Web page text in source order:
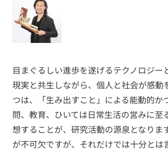
目まぐるしい進歩を遂げるテクノロジ
現実と共生しながら、個人と社会が感
つは、「生み出すこと」による能動的
問、教育、ひいては日常生活の営みに
想することが、研究活動の源泉となり
が不可欠ですが、それだけでは十分とは